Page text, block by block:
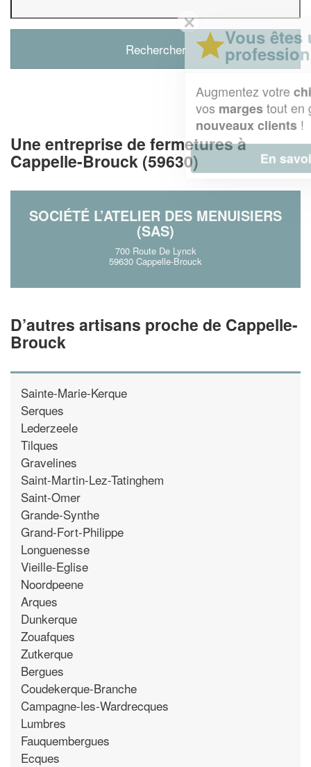
Une entreprise de fermetures à
Cappelle-Brouck (59630)
SOCIÉTÉ L’ATELIER DES MENUISIERS
(SAS)
700 Route De Lynck
59630 Cappelle-Brouck
D’autres artisans proche de Cappelle-
Brouck
Sainte-Marie-Kerque
Serques
Lederzeele
Tilques
Gravelines
Saint-Martin-Lez-Tatinghem
Saint-Omer
Grande-Synthe
Grand-Fort-Philippe
Longuenesse
Vieille-Eglise
Noordpeene
Arques
Dunkerque
Zouafques
Zutkerque
Bergues
Coudekerque-Branche
Campagne-les-Wardrecques
Lumbres
Fauquembergues
Ecques
✕
Vous êtes un
professionnel ?
chiffre d'affaireset
tout en gagnant de
En savoir plus